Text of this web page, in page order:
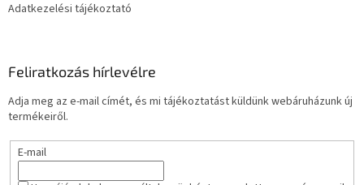
Adatkezelési tájékoztató
Feliratkozás hírlevélre
Adja meg az e-mail címét, és mi tájékoztatást küldünk webáruházunk új
termékeiről.
E-mail